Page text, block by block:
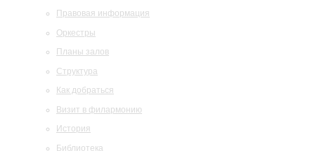
Правовая информация
Оркестры
Планы залов
Структура
Как добраться
Визит в филармонию
История
Библиотека